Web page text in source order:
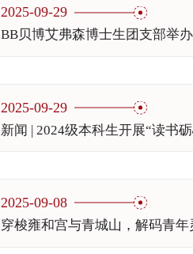
2025-09-29
BB贝博艾弗森博士生团支部举
2025-09-29
新闻 | 2024级本科生开展“读书
2025-09-08
穿梭雍和宫与青城山，解码青